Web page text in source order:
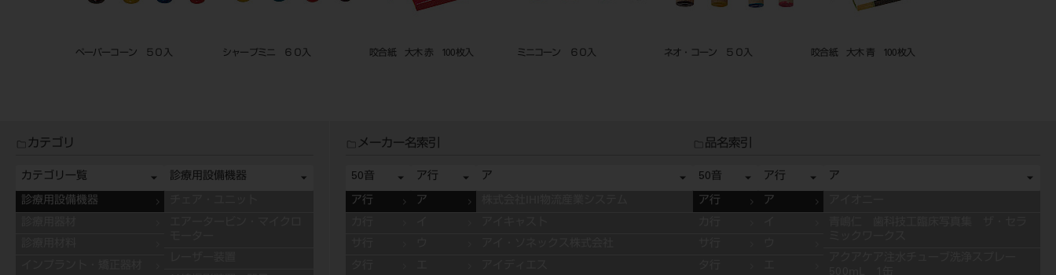
シャープコーン ５０入 ドライルーブコーン ペーパーコーン 荒 50入 サンドカップ ５０入 ネオミニ ６０入 ドライルーブコーン ３０入
カテゴリ
カテゴリ一覧
診療用設備機器
診療用設備機器
メーカー名索引
50音
ア行
ア行
ア
ア
品名索引
50音
ア行
ア行
ア
ア